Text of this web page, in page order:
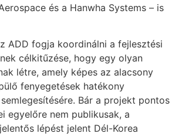
és a Hanwha Systems – is
ADD fogja koordinálni a fejlesztési
célkitűzése, hogy egy olyan
létre, amely képes az alacsony
fenyegetések hatékony
Bár a projekt pontos
egyelőre nem publikusak, a
lépést jelent Dél-Korea